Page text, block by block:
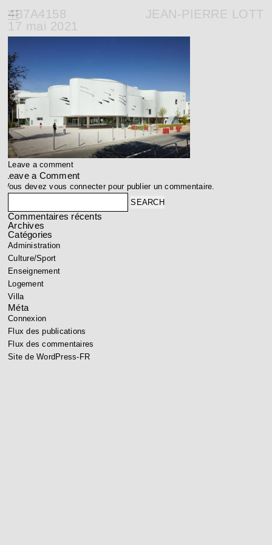
JEAN-PIERRE LOTT
4B7A4158
17 mai 2021
Leave a comment
Leave a Comment
Vous devezvous connecterpour publier un commentaire.
Commentaires récents
Archives
Catégories
Administration
Culture/Sport
Enseignement
Logement
Villa
Méta
Connexion
Flux des publications
Flux des commentaires
Site de WordPress-FR